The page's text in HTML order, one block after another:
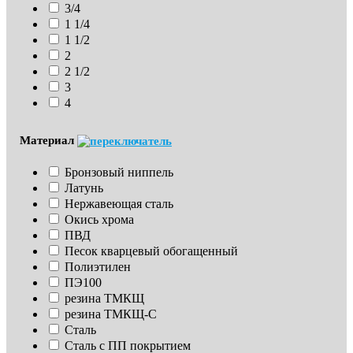
3/4
1 1/4
1 1/2
2
2 1/2
3
4
Материал
Бронзовый ниппель
Латунь
Нержавеющая сталь
Окись хрома
ПВД
Песок кварцевый обогащенный
Полиэтилен
ПЭ100
резина ТМКЩ
резина ТМКЩ-С
Сталь
Сталь с ПП покрытием